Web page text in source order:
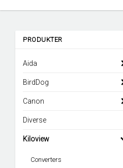
PRODUKTER
Aida
BirdDog
Canon
Diverse
Kiloview
Converters